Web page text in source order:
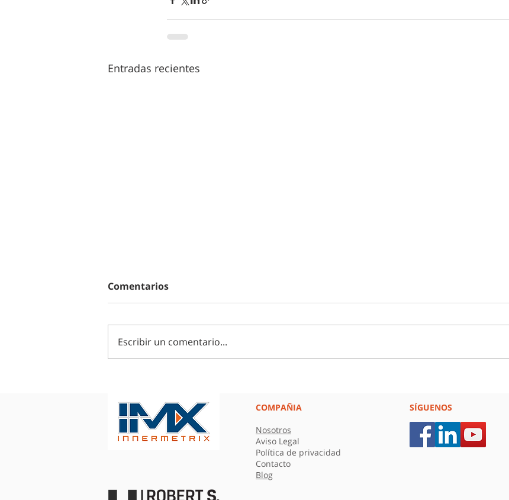
Entradas recientes
están entendiendo?
rápido o decides bien?
Comentarios
Escribir un comentario...
COMPAÑIA
Nosotros
Aviso Legal
Política de privacidad
Contacto
Blog
SÍGUENOS